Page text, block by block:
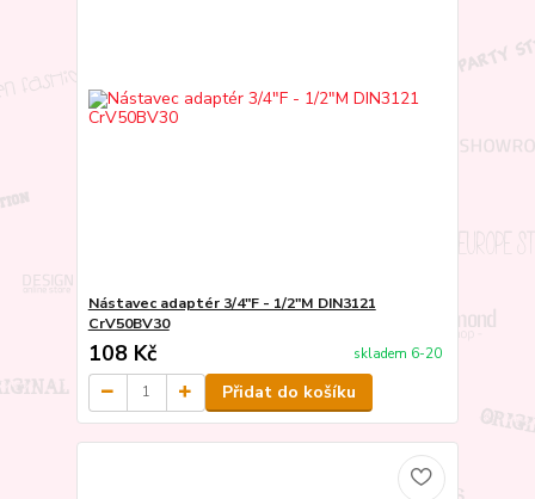
Nástavec adaptér 3/4"F - 1/2"M DIN3121
CrV50BV30
108 Kč skladem 6-20
Přidat do košíku